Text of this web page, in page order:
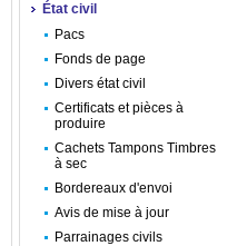
État civil
Pacs
Fonds de page
Divers état civil
Certificats et pièces à
produire
Cachets Tampons Timbres
à sec
Bordereaux d'envoi
Avis de mise à jour
Parrainages civils